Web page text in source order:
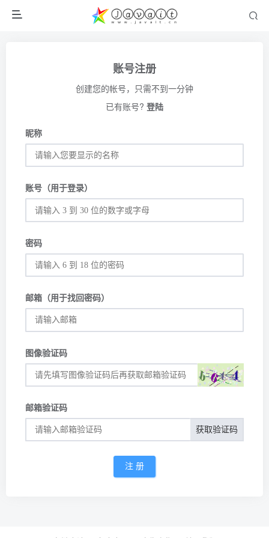
账号注册
创建您的帐号，只需不到一分钟
已有账号? 登陆
昵称
账号（用于登录）
密码
邮箱（用于找回密码）
图像验证码
邮箱验证码
获取验证码
注 册